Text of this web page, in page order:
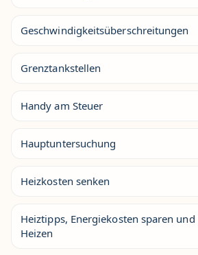
Geschwindigkeitsüberschreitungen
Grenztankstellen
Handy am Steuer
Hauptuntersuchung
Heizkosten senken
Heiztipps, Energiekosten sparen
Heizen